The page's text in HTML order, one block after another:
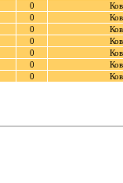
0
0
0
0
0
0
0